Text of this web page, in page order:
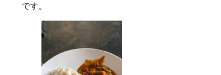
です。